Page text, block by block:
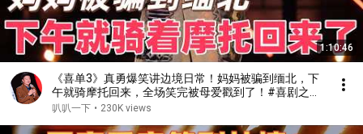
1:10:46
《喜单3》真勇爆笑讲边境日常！妈妈被骗到缅北，下
午就骑摩托回来，全场笑完被母爱戳到了！#喜剧之王
单口季 #脱口秀 #搞笑 #喜剧 #funny #综艺
叭叭一下 • 230K views